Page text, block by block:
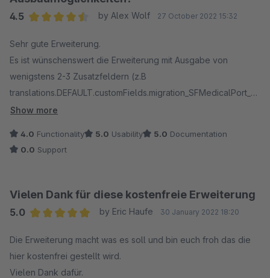
4.5
by Alex Wolf 27 October 2022 15:32
Sehr gute Erweiterung.
Es ist wünschenswert die Erweiterung mit Ausgabe von
wenigstens 2-3 Zusatzfeldern (z.B
translations.DEFAULT.customFields.migration_SFMedicalPort_pr
oduct_attr11) zu erweitern.
Show more
4.0 Functionality 5.0 Usability 5.0 Documentation
0.0 Support
Vielen Dank für diese kostenfreie Erweiterung
5.0
by Eric Haufe 30 January 2022 18:20
Die Erweiterung macht was es soll und bin euch froh das die
hier kostenfrei gestellt wird.
Vielen Dank dafür.